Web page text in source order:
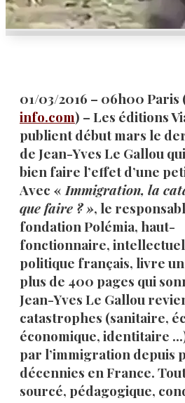
01/03/2016 – 06h00 Paris
info.com) – Les éditions
publient début mars le
de Jean-Yves Le Gallou
bien faire l’effet d’une
Avec « Immigration, la
que faire ? », le
fondation Polémia, haut-
fonctionnaire,
politique français, livre
plus de 400 pages qui
Jean-Yves Le Gallou
catastrophes (sanitaire,
économique, identitaire
par l’immigration depuis
décennies en France.
sourcé, pédagogique,